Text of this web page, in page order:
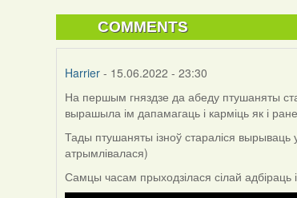
COMMENTS
Harrier - 15.06.2022 - 23:30
На першым гняздзе да абеду птушаняты
вырашыла ім дапамагаць і карміць як і
Тады птушаняты ізноў стараліся вырываць
атрымлівалася)
Самцы часам прыходзілася сілай адбіраць